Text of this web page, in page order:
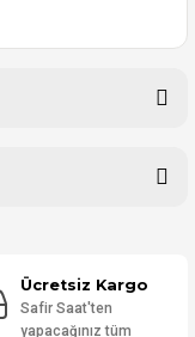
Ücretsiz Kargo
Safir Saat'ten
yapacağınız tüm